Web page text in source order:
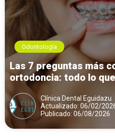
Odontología
Las 7 preguntas más
ortodoncia: todo lo
Clínica Dental Eguidazu
Actualizado: 06/02/
Publicado: 06/08/2026